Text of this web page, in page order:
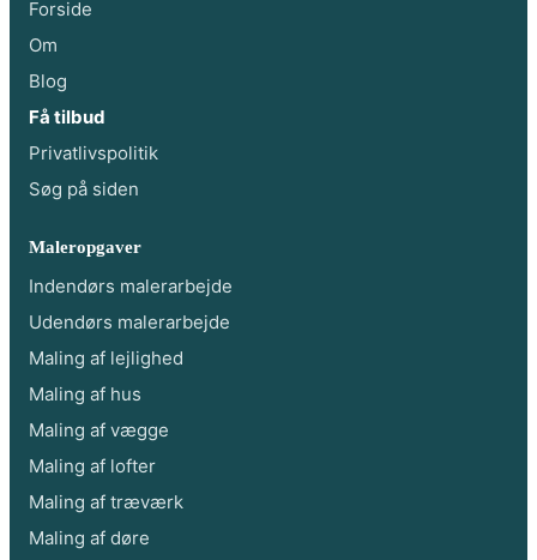
Forside
Om
Blog
Få tilbud
Privatlivspolitik
Søg på siden
Maleropgaver
Indendørs malerarbejde
Udendørs malerarbejde
Maling af lejlighed
Maling af hus
Maling af vægge
Maling af lofter
Maling af træværk
Maling af døre